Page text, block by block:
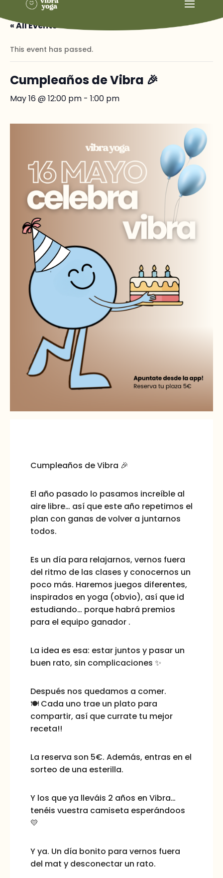
« All Events
This event has passed.
Cumpleaños de Vibra 🎉
May 16 @ 12:00 pm - 1:00 pm
Cumpleaños de Vibra 🎉
El año pasado lo pasamos increíble al
aire libre… así que este año repetimos el
plan con ganas de volver a juntarnos
todos.
Es un día para relajarnos, vernos fuera
del ritmo de las clases y conocernos un
poco más. Haremos juegos diferentes,
inspirados en yoga (obvio), así que id
estudiando… porque habrá premios
para el equipo ganador .
La idea es esa: estar juntos y pasar un
buen rato, sin complicaciones ✨
Después nos quedamos a comer.
🍽️ Cada uno trae un plato para
compartir, así que currate tu mejor
receta!!
La reserva son 5€. Además, entras en el
sorteo de una esterilla.
Y los que ya lleváis 2 años en Vibra…
tenéis vuestra camiseta esperándoos
💛
Y ya. Un día bonito para vernos fuera
del mat y desconectar un rato.